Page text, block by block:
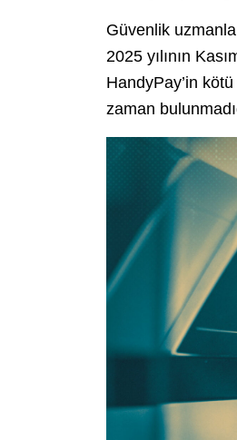
Güvenlik
2025 yılının
HandyPay’in
zaman